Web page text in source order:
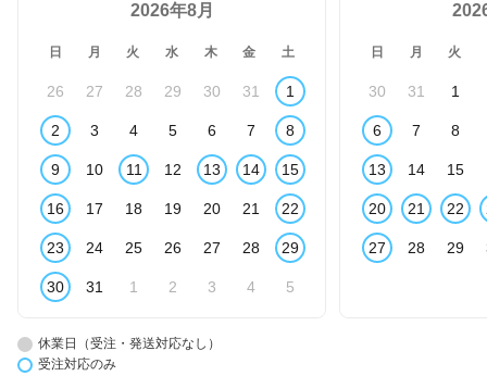
2026年8月
日 月 火 水 木 金 土
26 27 28 29 30 31 1
2 3 4 5 6 7 8
9 10 11 12 13 14 15
16 17 18 19 20 21 22
23 24 25 26 27 28 29
30 31 1 2 3 4 5
日 月 火
30 31 1
6 7 8
13 14 15
20 21 22
27 28 29
休業日（受注・発送対応なし）
受注対応のみ